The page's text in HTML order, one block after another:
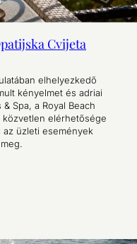
Cvijeta
elhelyezkedő
kényelmet és adriai
Spa, a Royal Beach
elérhetősége
üzleti események